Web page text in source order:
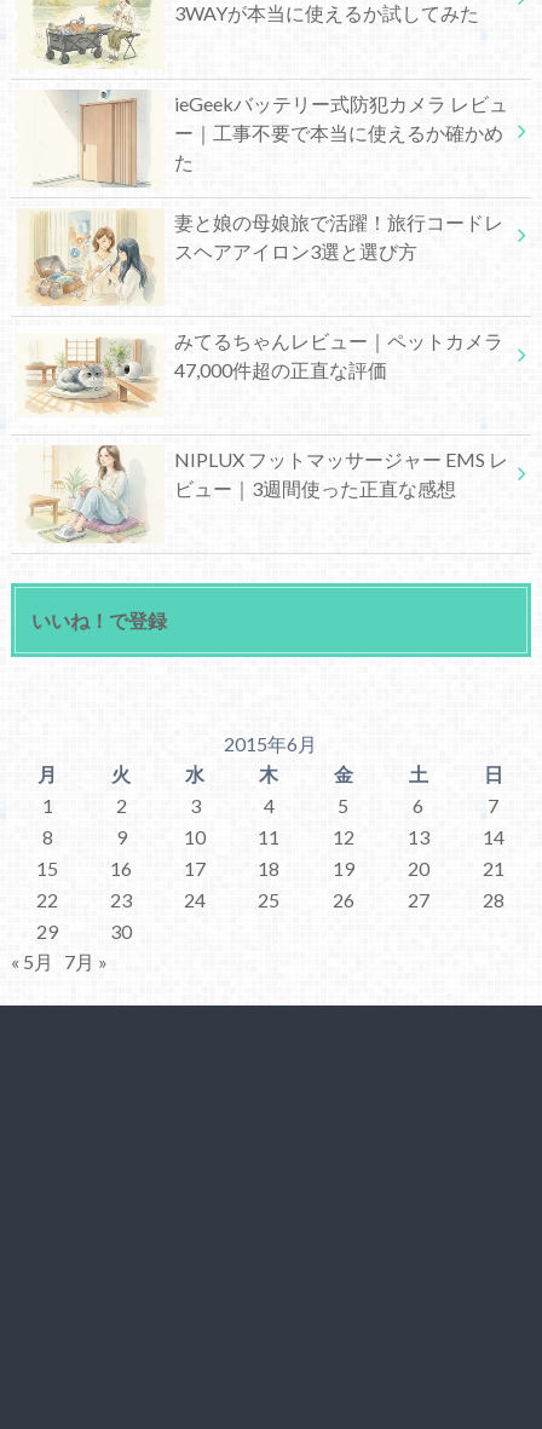
3WAYが本当に使えるか試してみた
ieGeekバッテリー式防犯カメラ レビュ
ー｜工事不要で本当に使えるか確かめ
た
妻と娘の母娘旅で活躍！旅行コードレ
スヘアアイロン3選と選び方
みてるちゃんレビュー｜ペットカメラ
47,000件超の正直な評価
NIPLUX フットマッサージャー EMS レ
ビュー｜3週間使った正直な感想
いいね！で登録
2015年6月
月
火 水 木 金 土
日
1
2 3 4 5 6
7
8
9 10 11 12 13
14
15
16 17 18 19 20
21
22
23 24 25 26 27
28
29
30
« 5月
7月 »